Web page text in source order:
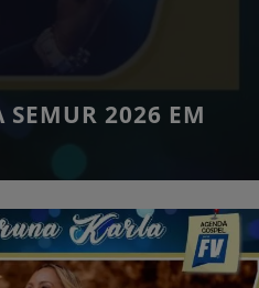
SEMUR 2026 EM